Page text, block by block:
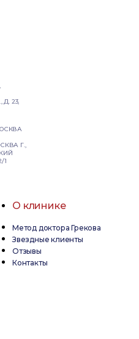
Д. 23,
Г.,
1
О клинике
Метод доктора Грекова
Звездные клиенты
Отзывы
Контакты